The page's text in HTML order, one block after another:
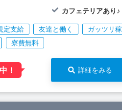
カフェテリアあり♪
定支給 友達と働く ガッツリ
寮費無料
！ 詳細をみる